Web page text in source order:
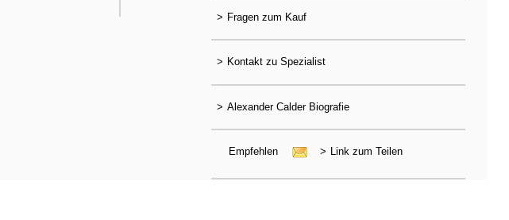
> Fragen zum Kauf
> Kontakt zu Spezialist
> Alexander Calder Biografie
Empfehlen > Link zum Teilen